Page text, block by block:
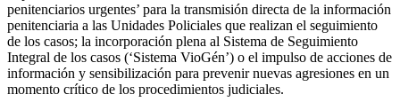
penitenciarios urgentes’ para la transmisión directa de la información
penitenciaria a las Unidades Policiales que realizan el seguimiento
de los casos; la incorporación plena al Sistema de Seguimiento
Integral de los casos (‘Sistema VioGén’) o el impulso de acciones de
información y sensibilización para prevenir nuevas agresiones en un
momento crítico de los procedimientos judiciales.